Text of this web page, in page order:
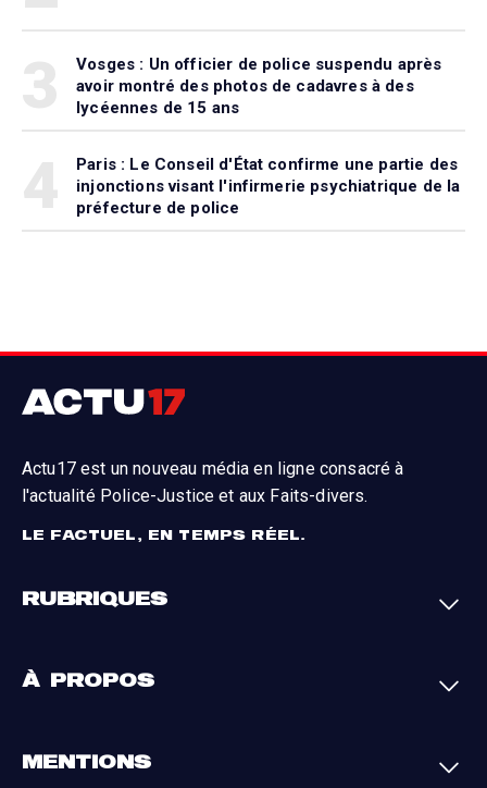
Vosges : Un officier de police suspendu après
avoir montré des photos de cadavres à des
lycéennes de 15 ans
Paris : Le Conseil d'État confirme une partie des
injonctions visant l'infirmerie psychiatrique de la
préfecture de police
Actu17 est un nouveau média en ligne consacré à
l'actualité Police-Justice et aux Faits-divers.
LE FACTUEL, EN TEMPS RÉEL.
RUBRIQUES
Justice
Par région
À PROPOS
L'appli Actu17
MENTIONS